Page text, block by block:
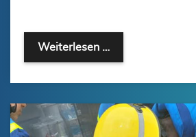
Weiterlesen …